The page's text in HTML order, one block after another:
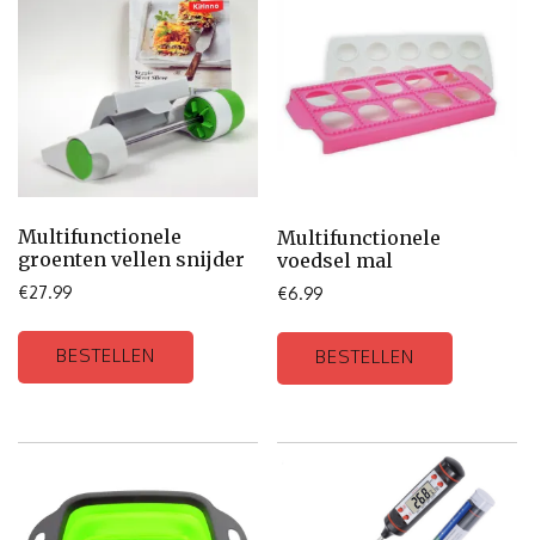
Multifunctionele
groenten vellen snijder
€27.99
BESTELLEN
Multifunctionele
voedsel mal
€6.99
BESTELLEN